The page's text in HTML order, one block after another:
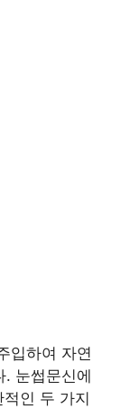
입하여 자연
눈썹문신에
인 두 가지